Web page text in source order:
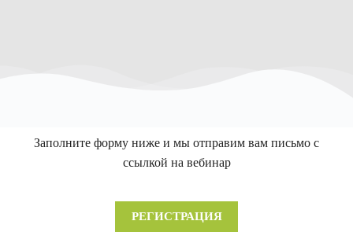
Заполните форму ниже и мы отправим вам письмо с
ссылкой на вебинар
РЕГИСТРАЦИЯ